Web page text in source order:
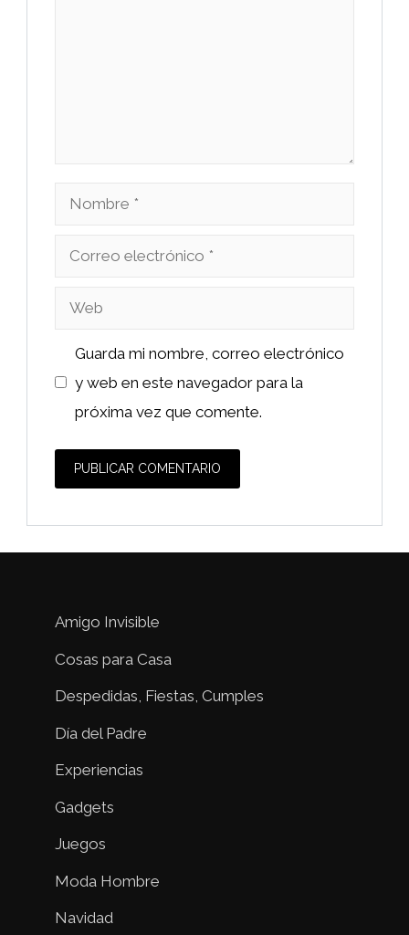
Nombre
Correo
Web
Guarda mi nombre, correo electrónico
y web en este navegador para la
próxima vez que comente.
Amigo Invisible
Cosas para Casa
Despedidas, Fiestas, Cumples
Día del Padre
Experiencias
Gadgets
Juegos
Moda Hombre
Navidad